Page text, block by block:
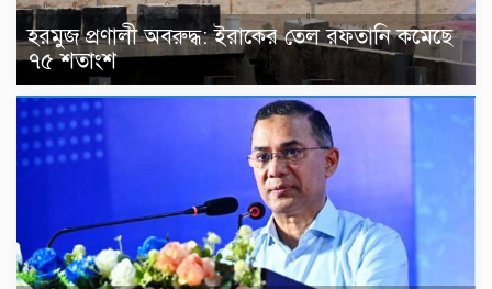
হরমুজ প্রণালী অবরুদ্ধ: ইরাকের তেল রফতানি কমেছে
৭৫ শতাংশ